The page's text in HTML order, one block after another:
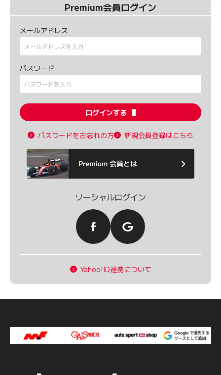
Premium会員ログイン
メールアドレス
パスワード
ログインする
パスワードをお忘れの方 新規会員登録はこちら
ソーシャルログイン
Yahoo!ID連携について